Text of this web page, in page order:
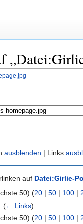
ausblenden | Links
auf Datei:Girlie-
50) (20 | 50 | 100 |
(← Links)
50) (20 | 50 | 100 |